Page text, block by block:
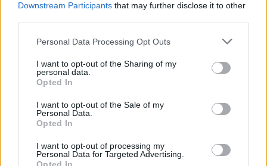
Downstream Participants that may further disclose it to other
Please note that this website/app uses one or more Google
not limited to your visit or usage behaviour. You may click to
grant or deny consent to Google and its third-party tags to
use your data for below specified purposes in below Google
consent section.
Personal Data Processing Opt Outs
I want to opt-out of the Sharing of my
personal data.
Opted In
I want to opt-out of the Sale of my
Personal Data.
Opted In
I want to opt-out of processing my
Personal Data for Targeted Advertising.
2000 /2000
Υποβολή σχολίου
Πολιτική Απορρήτου&Όροι Χρήσης της Google.
Share: